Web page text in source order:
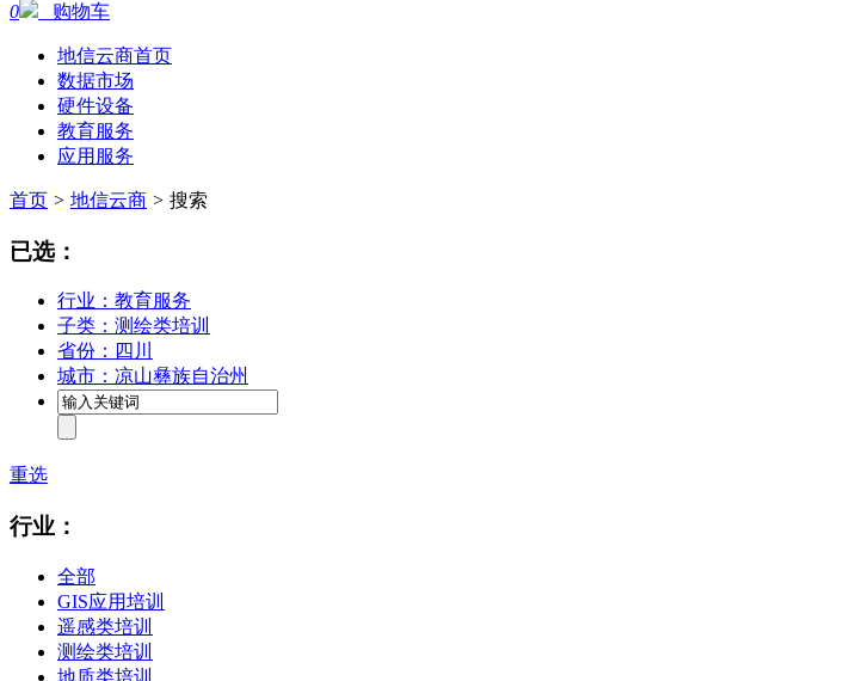
0 购物车
地信云商首页
数据市场
硬件设备
教育服务
应用服务
首页 > 地信云商 > 搜索
已选：
行业：教育服务
子类：测绘类培训
省份：四川
城市：凉山彝族自治州
重选
行业：
全部
GIS应用培训
遥感类培训
测绘类培训
地质类培训